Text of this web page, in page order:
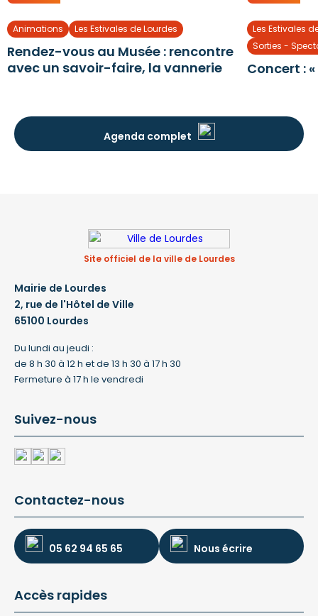
Animations Les Estivales de Lourdes
Rendez-vous au Musée : rencontre
avec un savoir-faire, la vannerie
Les Estivales
Sorties -
Concert :
Agenda complet
Site officiel de la ville de Lourdes
Mairie de Lourdes
2, rue de l'Hôtel de Ville
65100 Lourdes
Du lundi au jeudi :
de 8 h 30 à 12 h et de 13 h 30 à 17 h 30
Fermeture à 17 h le vendredi
Suivez-nous
Contactez-nous
05 62 94 65 65 Nous écrire
Accès rapides